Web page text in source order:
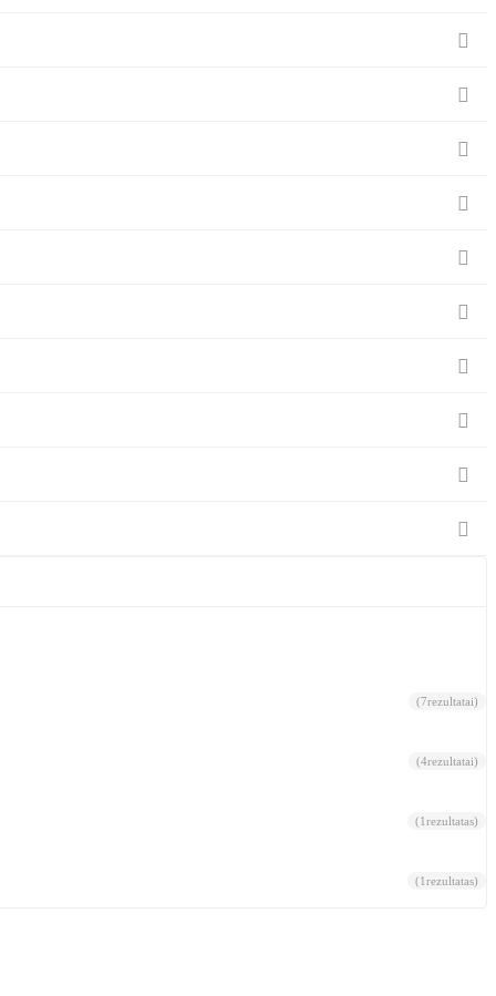










(7rezultatai)
(4rezultatai)
(1rezultatas)
(1rezultatas)